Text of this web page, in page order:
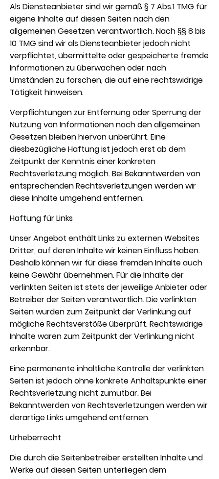
Als Diensteanbieter sind wir gemäß § 7 Abs.1 TMG für
eigene Inhalte auf diesen Seiten nach den
allgemeinen Gesetzen verantwortlich. Nach §§ 8 bis
10 TMG sind wir als Diensteanbieter jedoch nicht
verpflichtet, übermittelte oder gespeicherte fremde
Informationen zu überwachen oder nach
Umständen zu forschen, die auf eine rechtswidrige
Tätigkeit hinweisen.
Verpflichtungen zur Entfernung oder Sperrung der
Nutzung von Informationen nach den allgemeinen
Gesetzen bleiben hiervon unberührt. Eine
diesbezügliche Haftung ist jedoch erst ab dem
Zeitpunkt der Kenntnis einer konkreten
Rechtsverletzung möglich. Bei Bekanntwerden von
entsprechenden Rechtsverletzungen werden wir
diese Inhalte umgehend entfernen.
Haftung für Links
Unser Angebot enthält Links zu externen Websites
Dritter, auf deren Inhalte wir keinen Einfluss haben.
Deshalb können wir für diese fremden Inhalte auch
keine Gewähr übernehmen. Für die Inhalte der
verlinkten Seiten ist stets der jeweilige Anbieter oder
Betreiber der Seiten verantwortlich. Die verlinkten
Seiten wurden zum Zeitpunkt der Verlinkung auf
mögliche Rechtsverstöße überprüft. Rechtswidrige
Inhalte waren zum Zeitpunkt der Verlinkung nicht
erkennbar.
Eine permanente inhaltliche Kontrolle der verlinkten
Seiten ist jedoch ohne konkrete Anhaltspunkte einer
Rechtsverletzung nicht zumutbar. Bei
Bekanntwerden von Rechtsverletzungen werden wir
derartige Links umgehend entfernen.
Urheberrecht
Die durch die Seitenbetreiber erstellten Inhalte und
Werke auf diesen Seiten unterliegen dem